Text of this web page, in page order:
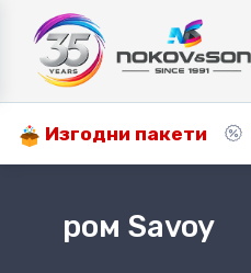
Изгодни пакети
ром Savoy